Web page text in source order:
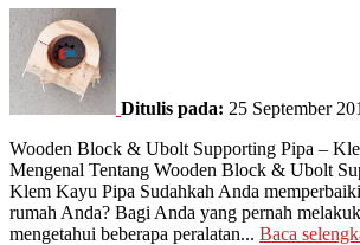
Ditulis pada: 25 September
Wooden Block & Ubolt Supporting Pipa –
Mengenal Tentang Wooden Block & Ubolt
Klem Kayu Pipa Sudahkah Anda
rumah Anda? Bagi Anda yang pernah
mengetahui beberapa peralatan... Baca